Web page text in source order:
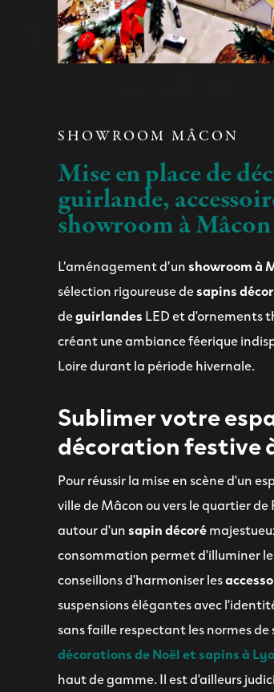
SHOWROOM MÂCON
Mise en place de
guirlande,
showroom à Mâcon
L’aménagement d’unshowroom à
sélection rigoureuse desapins
deguirlandes LED et d'ornements
créant une ambiance féerique
Loire durant la période hivernale.
Sublimer votre
décoration festive
Pour réussir la mise en scène d'un
ville de Mâcon ou vers le quartier
autour d'unsapin décoré
consommation permet d'illuminer
conseillons d'harmoniser les
suspensions élégantes avec
sans faille respectant les normes
décorations de Noël et sapins à
haut de gamme. Il est d'ailleurs